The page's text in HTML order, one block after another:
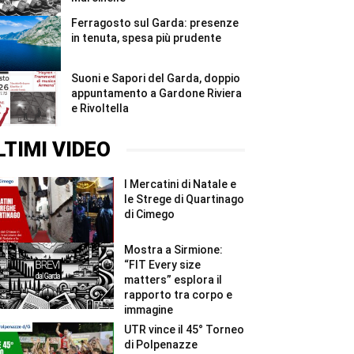
Ferragosto sul Garda: presenze
in tenuta, spesa più prudente
Suoni e Sapori del Garda, doppio
appuntamento a Gardone Riviera
e Rivoltella
VIDEO
I Mercatini di Natale e
le Strege di Quartinago
di Cimego
Mostra a Sirmione:
“FIT Every size
matters” esplora il
rapporto tra corpo e
immagine
UTR vince il 45° Torneo
di Polpenazze